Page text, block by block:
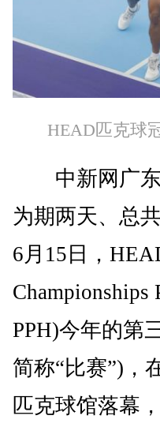
HEAD匹克球
中新网广东
为期两天、总
6月15日，
PPH)今年的
简称“比赛”)，
匹克球馆落幕